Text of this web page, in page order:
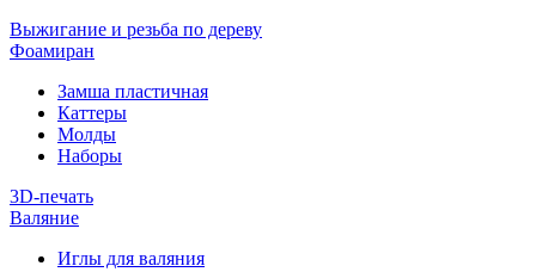
Выжигание и резьба по дереву
Фоамиран
Замша пластичная
Каттеры
Молды
Наборы
3D-печать
Валяние
Иглы для валяния